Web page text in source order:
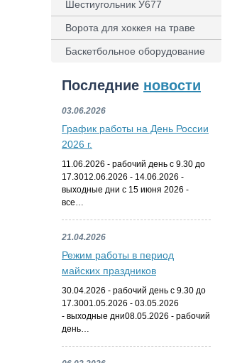
Шестиугольник У677
Ворота для хоккея на траве
Баскетбольное оборудование
Последние новости
03.06.2026
График работы на День России
2026 г.
11.06.2026 - рабочий день с 9.30 до
17.3012.06.2026 - 14.06.2026 -
выходные дни с 15 июня 2026 -
все…
21.04.2026
Режим работы в период
майских праздников
30.04.2026 - рабочий день с 9.30 до
17.3001.05.2026 - 03.05.2026
- выходные дни08.05.2026 - рабочий
день…